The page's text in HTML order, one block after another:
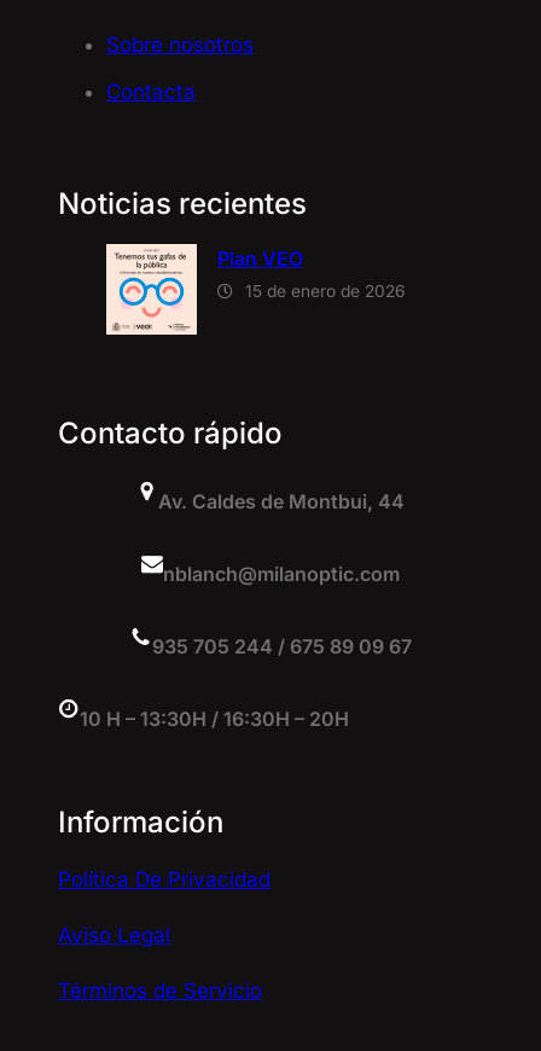
Sobre nosotros
Contacta
Noticias recientes
Plan VEO
15 de enero de 2026
Contacto rápido
Av. Caldes de Montbui, 44
nblanch@milanoptic.com
935 705 244 / 675 89 09 67
10 H – 13:30H / 16:30H – 20H
Información
Política De Privacidad
Aviso Legal
Términos de Servicio